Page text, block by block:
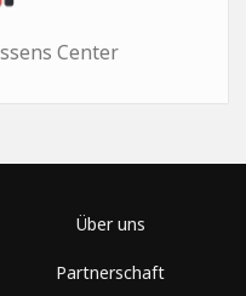
Center
Über uns
Partnerschaft